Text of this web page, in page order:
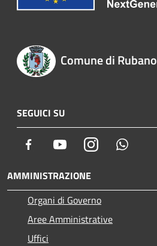
Comune di Rubano
SEGUICI SU
Facebook YoutubeInstagram
AMMINISTRAZIONE
Organi di Governo
Aree Amministrative
Uffici